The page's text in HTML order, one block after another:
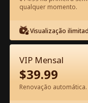
qualquer momento.
Visualização
VIP Mensal
$39.99
Renovação